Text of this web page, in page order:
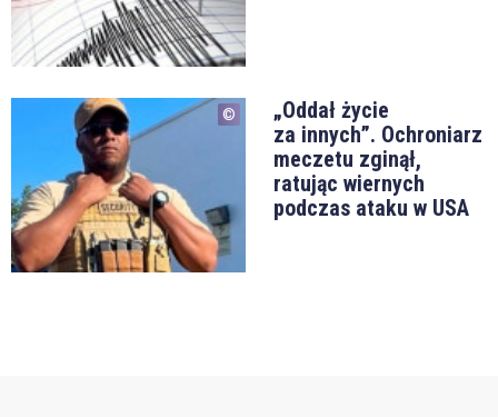
„Oddał życie
za innych”. Ochroniarz
meczetu zginął,
ratując wiernych
podczas ataku w USA